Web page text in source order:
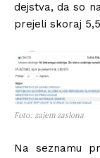
dejstva, da so
prejeli skoraj
Foto: zajem zaslona
Na seznamu